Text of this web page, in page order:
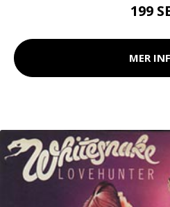
199
MER